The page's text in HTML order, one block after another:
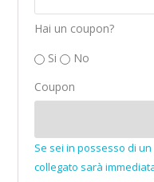
Hai un coupon?
Si
No
Coupon
Se sei in possesso di
collegato sarà